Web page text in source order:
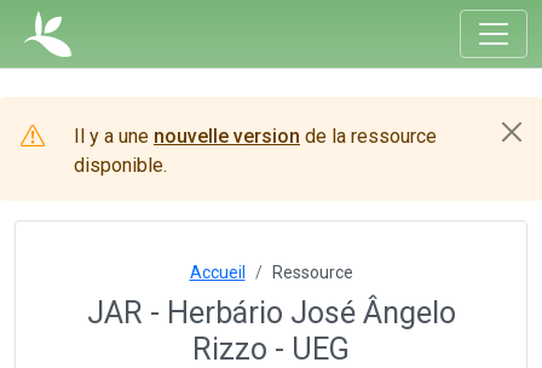
Il y a une nouvelle version de la ressource
disponible.
Accueil Ressource
JAR - Herbário José Ângelo
Rizzo - UEG